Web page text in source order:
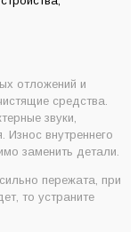
отложений и
средства.
звуки,
Износ внутреннего
заменить детали.
пережата, при
то устраните